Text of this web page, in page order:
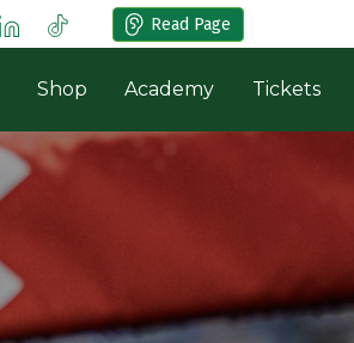
Read Page
Shop Academy Tickets